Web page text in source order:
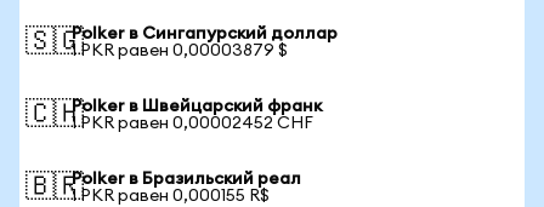
🇸🇬Polker в Сингапурский доллар
1 PKR равен 0,00003879 $
🇨🇭Polker в Швейцарский франк
1 PKR равен 0,00002452 CHF
🇧🇷Polker в Бразильский реал
1 PKR равен 0,000155 R$